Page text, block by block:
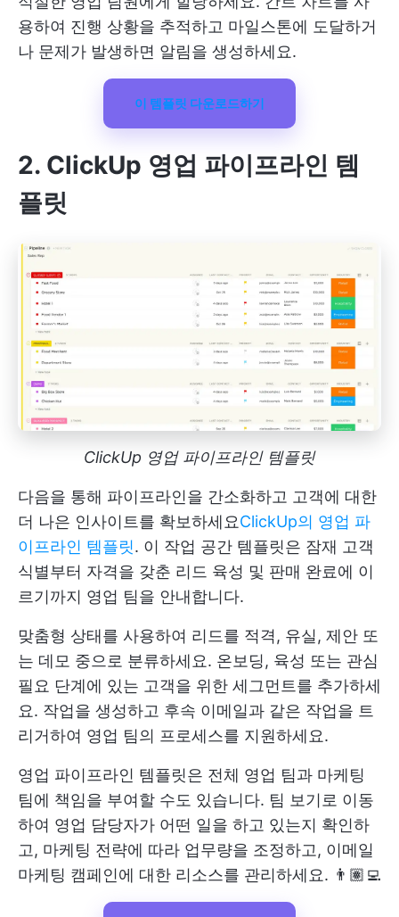
용하여 진행 상황을 추적하고 마일스톤에 도달하거
나 문제가 발생하면 알림을 생성하세요.
이 템플릿 다운로드하기
2. ClickUp 영업 파이프라인 템
플릿
ClickUp 영업 파이프라인 템플릿
다음을 통해 파이프라인을 간소화하고 고객에 대한
더 나은 인사이트를 확보하세요ClickUp의 영업 파
이프라인 템플릿. 이 작업 공간 템플릿은 잠재 고객
식별부터 자격을 갖춘 리드 육성 및 판매 완료에 이
르기까지 영업 팀을 안내합니다.
맞춤형 상태를 사용하여 리드를 적격, 유실, 제안 또
는 데모 중으로 분류하세요. 온보딩, 육성 또는 관심
필요 단계에 있는 고객을 위한 세그먼트를 추가하세
요. 작업을 생성하고 후속 이메일과 같은 작업을 트
리거하여 영업 팀의 프로세스를 지원하세요.
영업 파이프라인 템플릿은 전체 영업 팀과 마케팅
팀에 책임을 부여할 수도 있습니다. 팀 보기로 이동
하여 영업 담당자가 어떤 일을 하고 있는지 확인하
고, 마케팅 전략에 따라 업무량을 조정하고, 이메일
마케팅 캠페인에 대한 리소스를 관리하세요. 👨🏽‍💻